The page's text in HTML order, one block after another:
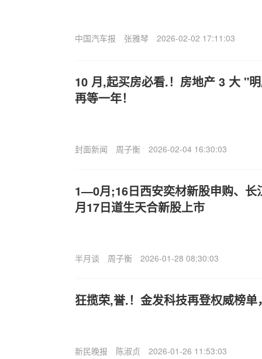
中国汽车报 张雅琴 2026-02-02 17:11:03
10 月,起买房必看.！房地产 3 大 "
再等一年！
封面新闻 周子衡 2026-02-04 16:30:03
1—0月;16日西安奕材新股申购、长
月17日道生天合新股上市
半月谈 周子衡 2026-01-28 08:30:03
狂揽荣,誉.！金发科技再登权威榜
新民晚报 陈淑贞 2026-01-26 11:53:03